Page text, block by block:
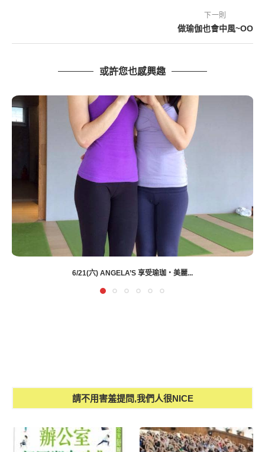
下一則
做瑜伽也會中風~OO
或許您也感興趣
6/21(六) ANGELA’S 享受瑜珈‧美麗...
請不用害羞提問,我們人很NICE